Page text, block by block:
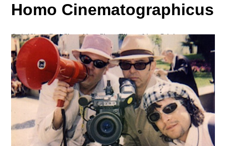
Homo Cinematographicus
Spielfilme Dokfilme Kurzfilme Filmzyklen Stichworte
Nachrichten F-Rated FAQ Kontakt Maillist
Warenkorb
AGB
Kaufen AktivierenAbo